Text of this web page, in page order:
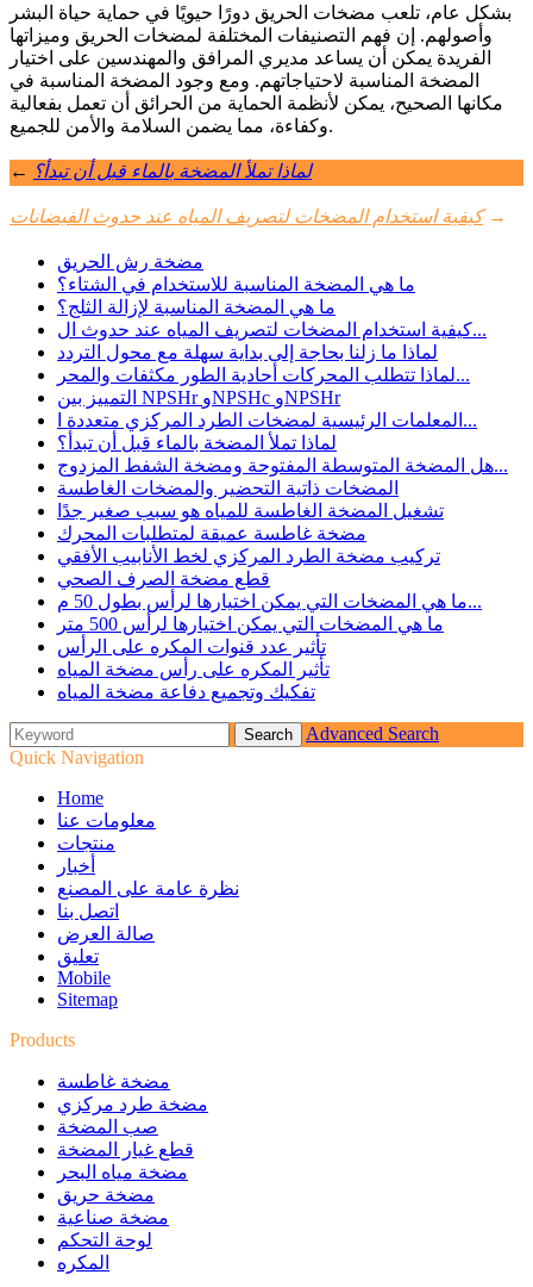
بشكل عام، تلعب مضخات الحريق دورًا حيويًا في حماية حياة البشر
وأصولهم. إن فهم التصنيفات المختلفة لمضخات الحريق وميزاتها
الفريدة يمكن أن يساعد مديري المرافق والمهندسين على اختيار
المضخة المناسبة لاحتياجاتهم. ومع وجود المضخة المناسبة في
مكانها الصحيح، يمكن لأنظمة الحماية من الحرائق أن تعمل بفعالية
وكفاءة، مما يضمن السلامة والأمن للجميع.
← لماذا تملأ المضخة بالماء قبل أن تبدأ؟
كيفية استخدام المضخات لتصريف المياه عند حدوث الفيضانات →
مضخة رش الحريق
ما هي المضخة المناسبة للاستخدام في الشتاء؟
ما هي المضخة المناسبة لإزالة الثلج؟
كيفية استخدام المضخات لتصريف المياه عند حدوث ال...
لماذا ما زلنا بحاجة إلى بداية سهلة مع محول التردد
لماذا تتطلب المحركات أحادية الطور مكثفات والمحر...
التمييز بين NPSHr وNPSHc وNPSHr
المعلمات الرئيسية لمضخات الطرد المركزي متعددة ا...
لماذا تملأ المضخة بالماء قبل أن تبدأ؟
هل المضخة المتوسطة المفتوحة ومضخة الشفط المزدوج...
المضخات ذاتية التحضير والمضخات الغاطسة
تشغيل المضخة الغاطسة للمياه هو سبب صغير جدًا
مضخة غاطسة عميقة لمتطلبات المحرك
تركيب مضخة الطرد المركزي لخط الأنابيب الأفقي
قطع مضخة الصرف الصحي
ما هي المضخات التي يمكن اختيارها لرأس بطول 50 م...
ما هي المضخات التي يمكن اختيارها لرأس 500 متر
تأثير عدد قنوات المكره على الرأس
تأثير المكره على رأس مضخة المياه
تفكيك وتجميع دفاعة مضخة المياه
Advanced Search
Quick Navigation
Home
معلومات عنا
منتجات
أخبار
نظرة عامة على المصنع
اتصل بنا
صالة العرض
تعليق
Mobile
Sitemap
Products
مضخة غاطسة
مضخة طرد مركزي
صب المضخة
قطع غيار المضخة
مضخة مياه البحر
مضخة حريق
مضخة صناعية
لوحة التحكم
المكره